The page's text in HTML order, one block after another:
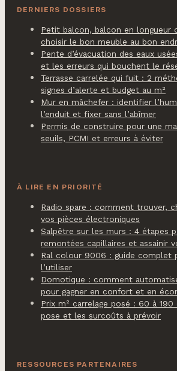
DERNIERS DOSSIERS
Petit balcon, balcon en longueur
choisir le bon meuble au bon
Pente d’évacuation des eaux
et les erreurs qui bouchent le
Terrasse carrelée qui fuit : 2
signes d’alerte et budget au m²
Mur en mâchefer : identifier
l’enduit et fixer sans l’abîmer
Permis de construire pour une
seuils, PCMI et erreurs à éviter
À LIRE EN PRIORITÉ
Radio spare : comment trouver,
vos pièces électroniques
Salpêtre sur les murs : 4 étapes
remontées capillaires et assainir
Ral colour 9006 : guide complet
l’utiliser
Domotique : comment
pour gagner en confort et en
Prix m² carrelage posé : 60 à
pose et les surcoûts à prévoir
RESSOURCES PARTENAIRES